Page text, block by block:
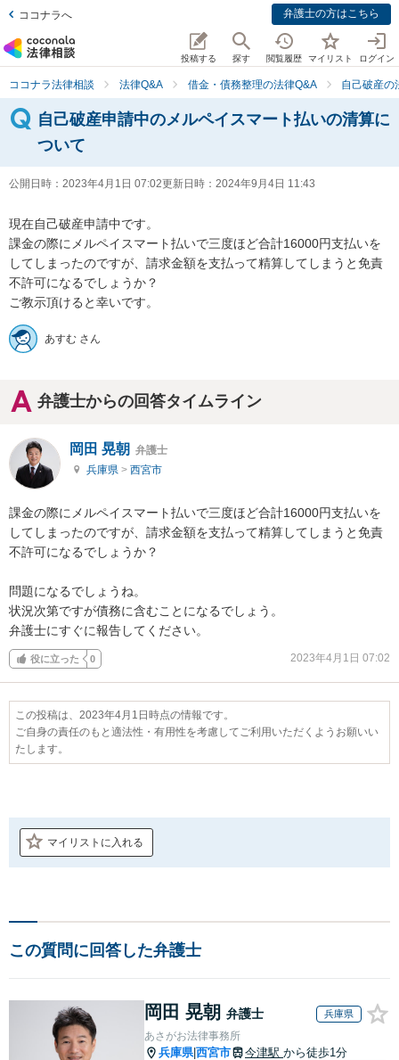
ココナラへ 弁護士の方はこちら
投稿する 探す 閲覧履歴 マイリスト ログイン
ココナラ法律相談 法律Q&A 借金・債務整理の法律Q&A 自己破産の
自己破産申請中のメルペイスマート払いの清算に
ついて
公開日時： 2023年4月1日 07:02更新日時： 2024年9月4日 11:43
現在自己破産申請中です。
課金の際にメルペイスマート払いで三度ほど合計16000円支払いを
してしまったのですが、請求金額を支払って精算してしまうと免責
不許可になるでしょうか？
ご教示頂けると幸いです。
あすむ さん
弁護士からの回答タイムライン
岡田 晃朝 弁護士
兵庫県 > 西宮市
課金の際にメルペイスマート払いで三度ほど合計16000円支払いを
してしまったのですが、請求金額を支払って精算してしまうと免責
不許可になるでしょうか？
問題になるでしょうね。
状況次第ですが債務に含むことになるでしょう。
弁護士にすぐに報告してください。
役に立った 0 2023年4月1日 07:02
この投稿は、2023年4月1日時点の情報です。
ご自身の責任のもと適法性・有用性を考慮してご利用いただくようお願いい
たします。
マイリストに入れる
この質問に回答した弁護士
岡田 晃朝 弁護士 兵庫県
あさがお法律事務所
兵庫県|西宮市 今津駅 から徒歩1分